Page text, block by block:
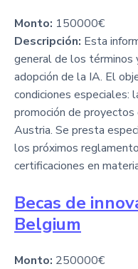
Monto: 150000€
Descripción: Esta
general de los términos
adopción de la IA. El
condiciones especiales:
promoción de
Austria. Se presta
los próximos
certificaciones en
Becas de
Belgium
Monto: 250000€